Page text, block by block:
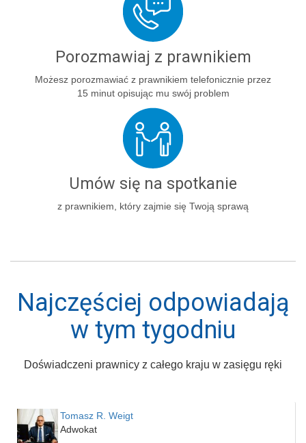
Porozmawiaj z prawnikiem
Możesz porozmawiać z prawnikiem telefonicznie przez
15 minut opisując mu swój problem
Umów się na spotkanie
z prawnikiem, który zajmie się Twoją sprawą
Najczęściej odpowiadają
w tym tygodniu
Doświadczeni prawnicy z całego kraju w zasięgu ręki
Tomasz R. Weigt
Adwokat